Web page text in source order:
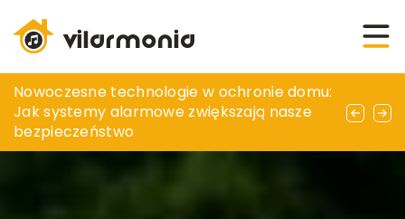
Jak wybrać odpowiednią klimatyzację dla
swojego domu?
Nowoczesne technologie w ochronie domu:
Jak systemy alarmowe zwiększają nasze
bezpieczeństwo
Jak kupować rośliny online? Podpowiadamy